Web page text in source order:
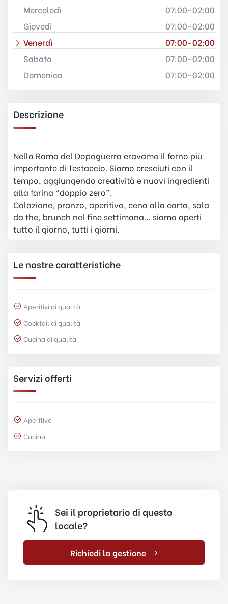
Mercoledì
07:00-02:00
Giovedì
07:00-02:00
Venerdì
07:00-02:00
Sabato
07:00-02:00
Domenica
07:00-02:00
Descrizione
Nella Roma del Dopoguerra eravamo il forno più
importante di Testaccio. Siamo cresciuti con il
tempo, aggiungendo creatività e nuovi ingredienti
alla farina “doppio zero”.
Colazione, pranzo, aperitivo, cena alla carta, sala
da the, brunch nel fine settimana… siamo aperti
tutto il giorno, tutti i giorni.
Le nostre caratteristiche
Aperitivi di qualità
Cocktail di qualità
Cucina di qualità
Servizi offerti
Aperitivo
Cucina
Sei il proprietario di questo
locale?
Richiedi la gestione